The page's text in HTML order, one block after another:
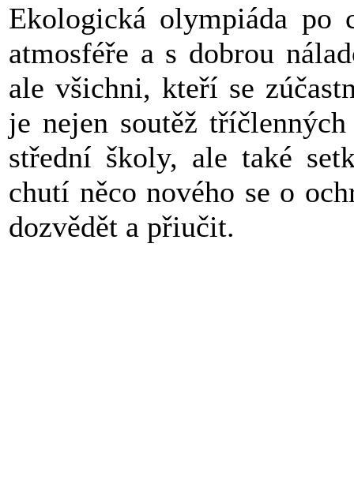
Ekologická olympiáda po
atmosféře a s dobrou
ale všichni, kteří se
je nejen soutěž
střední školy, ale také
chutí něco nového se o
dozvědět a přiučit.